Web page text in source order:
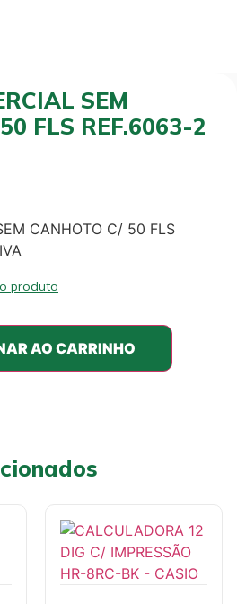
SEM
FLS REF.6063-2
CANHOTO C/ 50 FLS
produto
AO CARRINHO